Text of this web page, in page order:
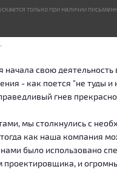
только при наличии
свою деятельность
- как поется "не
гнев
мы столкнулись с
как наша компания
было использовано
и